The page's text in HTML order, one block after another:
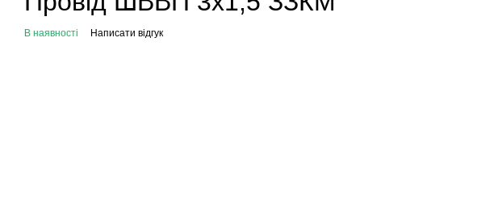
В наявності Написати відгук